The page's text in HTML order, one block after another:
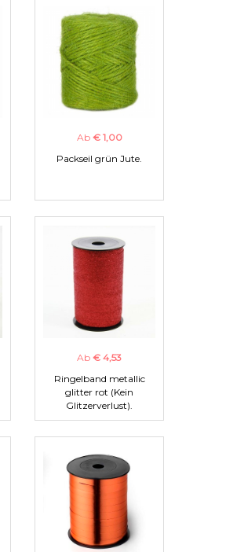
Ab € 1,00
Packseil grün Jute.
Ab € 4,53
Ringelband metallic
glitter rot (Kein
Glitzerverlust).